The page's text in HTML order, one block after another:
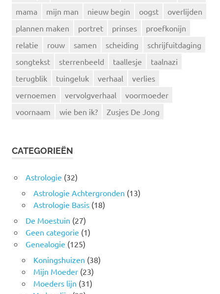
mama
mijn man nieuw begin oogst
overlijden
plannen maken
portret prinses
proefkonijn
relatie
rouw samen scheiding
schrijfuitdaging
songtekst
sterrenbeeld taallesje
taalnazi
terugblik
tuingeluk verhaal
verlies
vernoemen
vervolgverhaal
voormoeder
voornaam
wie ben ik? Zusjes De Jong
CATEGORIEËN
Astrologie (32)
Astrologie Achtergronden (13)
Astrologie Basis(18)
De Moestuin (27)
Geen categorie (1)
Genealogie (125)
Koningshuizen (38)
Mijn Moeder(23)
Moeders lijn (31)